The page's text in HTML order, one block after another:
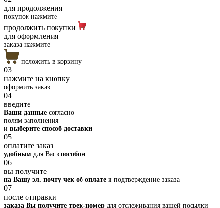
для продолжения
покупок нажмите
продолжить покупки
для оформления
заказа нажмите
положить в корзину
03
нажмите на кнопку
оформить заказ
04
введите
Ваши данные согласно
полям заполнения
и выберите способ доставки
05
оплатите заказ
удобным для Вас способом
06
вы получите
на Вашу эл. почту чек об оплате и подтверждение заказа
07
после отправки
заказа Вы получите трек-номер для отслеживания вашей посылки